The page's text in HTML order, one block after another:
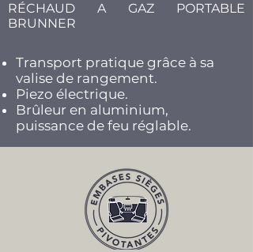
RÉCHAUD A GAZ PORTABLE
BRUNNER
Transport pratique grâce à sa
valise de rangement.
Piezo électrique.
Brûleur en aluminium,
puissance de feu réglable.